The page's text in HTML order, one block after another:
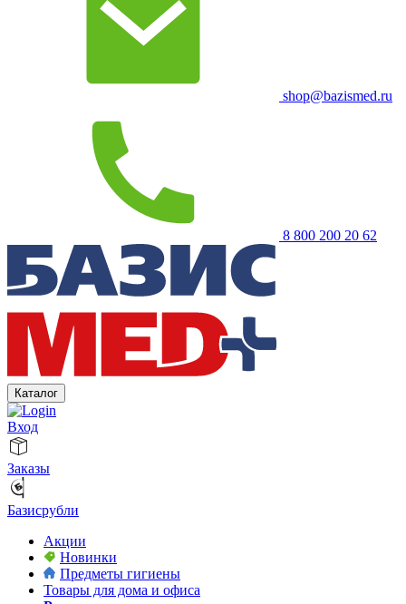
shop@bazismed.ru
8 800 200 20 62
Каталог
Вход
Заказы
Базисрубли
Акции
Новинки
Предметы гигиены
Товары для дома и офиса